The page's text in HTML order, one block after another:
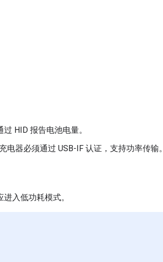
HID 报告电池电量。
电器必须通过 USB-IF 认证，支持功率传输。
入低功耗模式。